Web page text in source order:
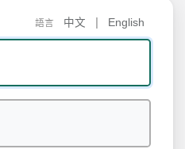
語言 中文 English